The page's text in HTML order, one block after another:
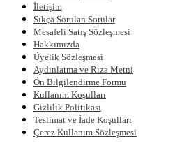
İletişim
Sıkça Sorulan Sorular
Mesafeli Satış Sözleşmesi
Hakkımızda
Üyelik Sözleşmesi
Aydınlatma ve Rıza Metni
Ön Bilgilendirme Formu
Kullanım Koşulları
Gizlilik Politikası
Teslimat ve İade Koşulları
Çerez Kullanım Sözleşmesi